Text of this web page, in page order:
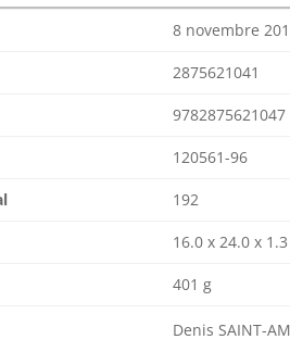
8 novembre
2875621041
9782875621047
120561-96
192
16.0 x 24.0 x
401 g
Denis SAINT-